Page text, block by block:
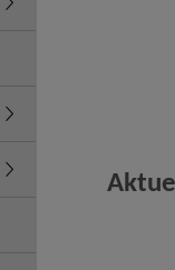
Undermeny för Lämna
Undermeny för Hur man
Undermeny för